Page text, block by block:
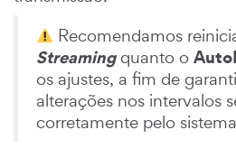
Recomendamos
Streamingquanto o
os ajustes, a fim de
alterações nos intervalos
corretamente pelo